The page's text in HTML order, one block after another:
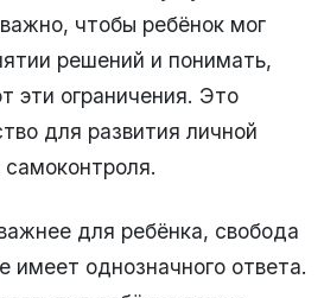
чтобы ребёнок мог
решений и понимать,
эти ограничения. Это
для развития личной
для ребёнка, свобода
имеет однозначного ответа.